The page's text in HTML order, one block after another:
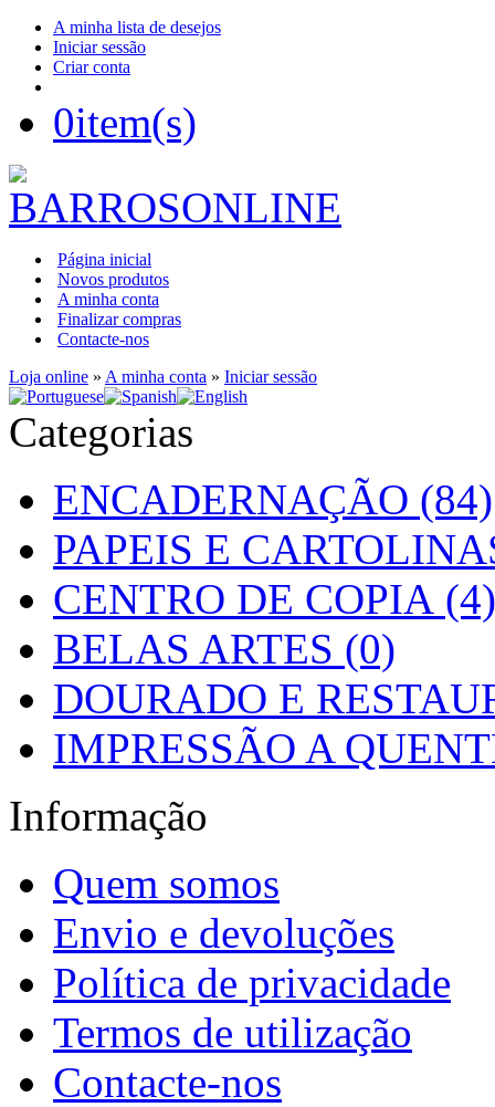
A minha lista de desejos
Iniciar sessão
Criar conta
0item(s)
Página inicial
Novos produtos
A minha conta
Finalizar compras
Contacte-nos
Loja online » A minha conta » Iniciar sessão
Categorias
ENCADERNAÇÃO (84)
PAPEIS E
CENTRO DE COPIA (4)
BELAS ARTES (0)
DOURADO E
IMPRESSÃO A
Informação
Quem somos
Envio e devoluções
Política de privacidade
Termos de utilização
Contacte-nos